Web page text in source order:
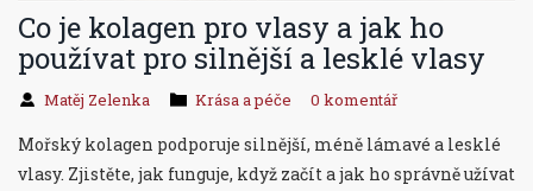
Co je kolagen pro vlasy a jak ho
používat pro silnější a lesklé vlasy
Matěj Zelenka Krása a péče 0 komentář
Mořský kolagen podporuje silnější, méně lámavé a lesklé
vlasy. Zjistěte, jak funguje, když začít a jak ho správně užívat